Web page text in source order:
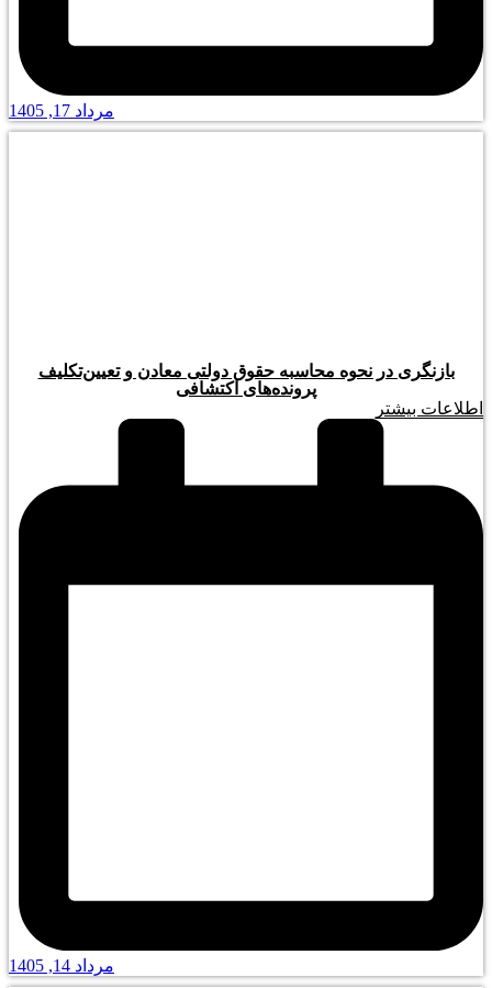
مرداد 17, 1405
بازنگری در نحوه محاسبه حقوق دولتی معادن و تعیین‌تکلیف
پرونده‌های اکتشافی
اطلاعات بیشتر
مرداد 14, 1405